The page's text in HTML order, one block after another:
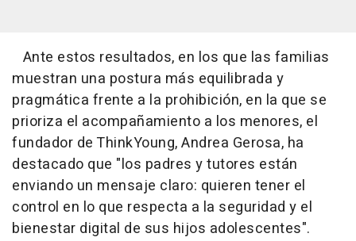
Ante estos resultados, en los que las familias
muestran una postura más equilibrada y
pragmática frente a la prohibición, en la que se
prioriza el acompañamiento a los menores, el
fundador de ThinkYoung, Andrea Gerosa, ha
destacado que "los padres y tutores están
enviando un mensaje claro: quieren tener el
control en lo que respecta a la seguridad y el
bienestar digital de sus hijos adolescentes".